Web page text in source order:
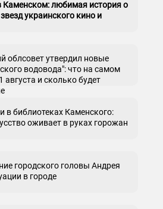
любимая история о
украинского кино и
облсовет утвердил новые
водовода": что на самом
августа и сколько будет
в библиотеках Каменского:
оживает в руках горожан
городского головы Андрея
в городе